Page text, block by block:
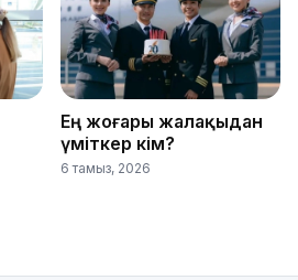
Ең жоғары жалақыдан
үміткер кім?
6 тамыз, 2026